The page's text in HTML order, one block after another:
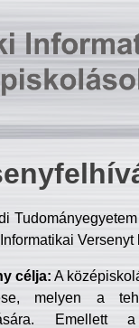
célja: A
melyen a
Emellett